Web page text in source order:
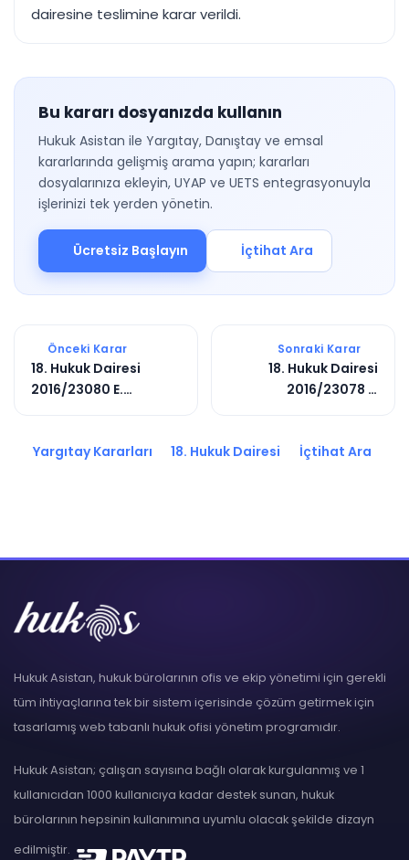
dairesine teslimine karar verildi.
Bu kararı dosyanızda kullanın
Hukuk Asistan ile Yargıtay, Danıştay ve emsal
kararlarında gelişmiş arama yapın; kararları
dosyalarınıza ekleyin, UYAP ve UETS entegrasyonuyla
işlerinizi tek yerden yönetin.
Ücretsiz Başlayın İçtihat Ara
Önceki Karar
18. Hukuk Dairesi
2016/23080 E.
Sonraki Karar
18. Hukuk Dairesi
2016/23078 E.
Yargıtay Kararları 18. Hukuk Dairesi İçtihat Ara
Hukuk Asistan, hukuk bürolarının ofis ve ekip yönetimi için gerekli
tüm ihtiyaçlarına tek bir sistem içerisinde çözüm getirmek için
tasarlamış web tabanlı hukuk ofisi yönetim programıdır.
Hukuk Asistan; çalışan sayısına bağlı olarak kurgulanmış ve 1
kullanıcıdan 1000 kullanıcıya kadar destek sunan, hukuk
bürolarının hepsinin kullanımına uyumlu olacak şekilde dizayn
edilmiştir.